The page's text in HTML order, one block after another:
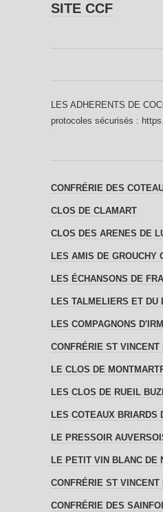
SITE CCF
LES ADHERENTS DE
protocoles sécurisés :
CONFRÉRIE DES
CLOS DE CLAMART
CLOS DES ARENES DE
LES AMIS DE GROUCHY
LES ÉCHANSONS DE
LES TALMELIERS ET DU
LES COMPAGNONS
CONFRÉRIE ST VINCENT
LE CLOS DE
LES CLOS DE RUEIL
LES COTEAUX BRIARDS
LE PRESSOIR
LE PETIT VIN BLANC DE
CONFRÉRIE ST VINCENT
CONFRÉRIE DES